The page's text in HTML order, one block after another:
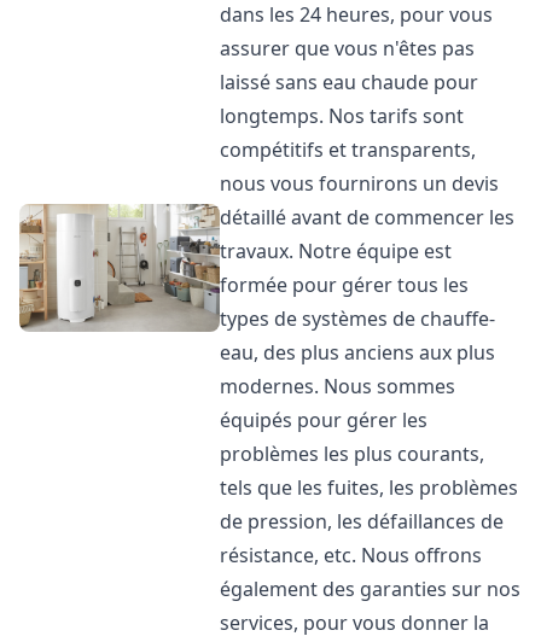
dans les 24 heures, pour vous
assurer que vous n'êtes pas
laissé sans eau chaude pour
longtemps. Nos tarifs sont
compétitifs et transparents,
nous vous fournirons un devis
détaillé avant de commencer les
travaux. Notre équipe est
formée pour gérer tous les
types de systèmes de chauffe-
eau, des plus anciens aux plus
modernes. Nous sommes
équipés pour gérer les
problèmes les plus courants,
tels que les fuites, les problèmes
de pression, les défaillances de
résistance, etc. Nous offrons
également des garanties sur nos
services, pour vous donner la